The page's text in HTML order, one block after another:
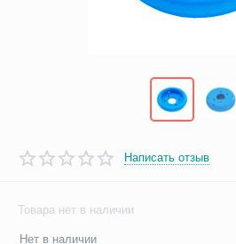
Написать отзыв
Товара нет в наличии
Нет в наличии